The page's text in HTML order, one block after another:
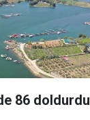
86 doldurdu